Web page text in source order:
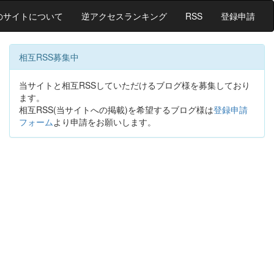
サイトについて 逆アクセスランキング RSS 登録申請
相互RSS募集中
当サイトと相互RSSしていただけるブログ様を募集しており
ます。
相互RSS(当サイトへの掲載)を希望するブログ様は登録申請
フォームより申請をお願いします。